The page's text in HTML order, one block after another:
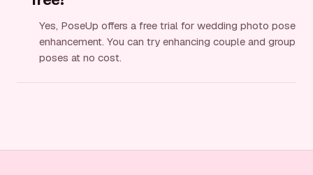
Yes, PoseUp offers a free trial for wedding photo pose
enhancement. You can try enhancing couple and group
poses at no cost.